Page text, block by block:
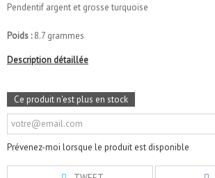
Pendentif argent et grosse turquoise
Poids :8.7 grammes
Description détaillée
Ce produit n'est plus en stock
Prévenez-moi lorsque le produit est disponible